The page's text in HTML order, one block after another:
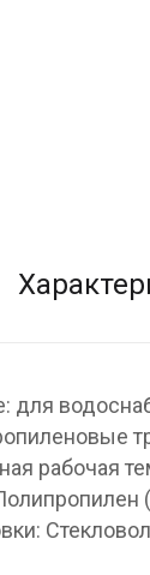
для
рабочая